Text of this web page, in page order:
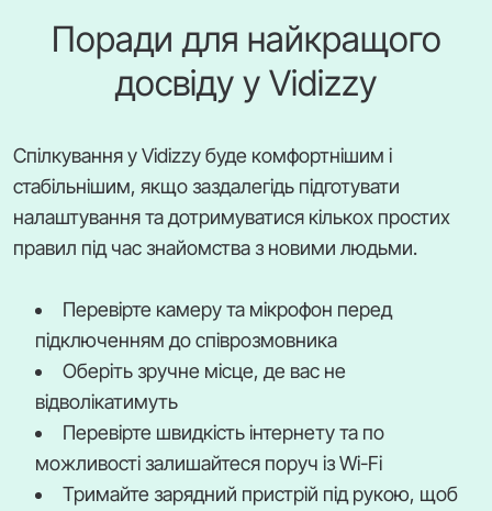
Поради для найкращого
досвіду у Vidizzy
Спілкування у Vidizzy буде комфортнішим і
стабільнішим, якщо заздалегідь підготувати
налаштування та дотримуватися кількох простих
правил під час знайомства з новими людьми.
Перевірте камеру та мікрофон перед
підключенням до співрозмовника
Оберіть зручне місце, де вас не
відволікатимуть
Перевірте швидкість інтернету та по
можливості залишайтеся поруч із Wi-Fi
Тримайте зарядний пристрій під рукою, щоб